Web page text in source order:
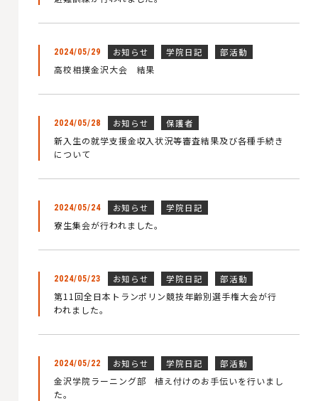
2024/05/29 お知らせ 学院日記 部活動
高校相撲金沢大会 結果
2024/05/28 お知らせ 保護者
新入生の就学支援金収入状況等審査結果及び各種手続き
について
2024/05/24 お知らせ 学院日記
寮生集会が行われました。
2024/05/23 お知らせ 学院日記 部活動
第11回全日本トランポリン競技年齢別選手権大会が行
われました。
2024/05/22 お知らせ 学院日記 部活動
金沢学院ラーニング部 植え付けのお手伝いを行いまし
た。